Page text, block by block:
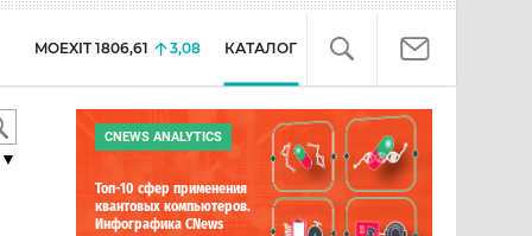
MOEXIT 1806,61 3,08 КАТАЛОГ
CNEWS ANALYTICS
Топ-10 сфер применения
квантовых компьютеров.
Инфографика CNews